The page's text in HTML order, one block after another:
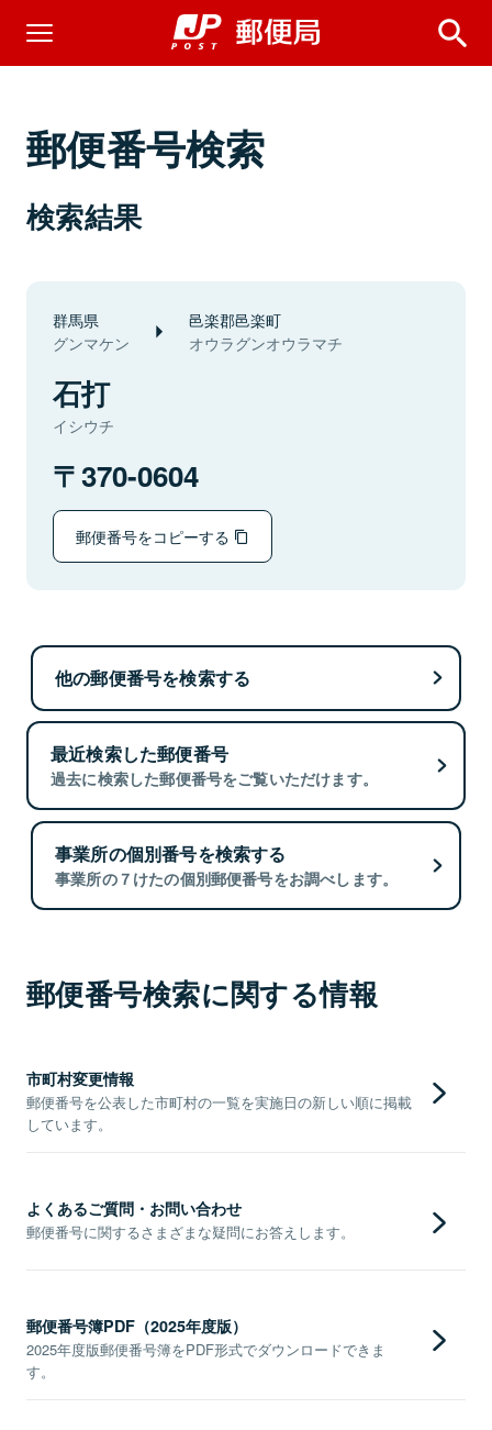
郵便番号検索
検索結果
群馬県
グンマケン
邑楽郡邑楽町
オウラグンオウラマチ
石打
イシウチ
370-0604
郵便番号をコピーする
他の郵便番号を検索する
最近検索した郵便番号
過去に検索した郵便番号をご覧いただけます。
事業所の個別番号を検索する
事業所の７けたの個別郵便番号をお調べします。
郵便番号検索に関する情報
市町村変更情報
郵便番号を公表した市町村の一覧を実施日の新しい順に掲載
しています。
よくあるご質問・お問い合わせ
郵便番号に関するさまざまな疑問にお答えします。
郵便番号簿PDF（2025年度版）
2025年度版郵便番号簿をPDF形式でダウンロードできま
す。